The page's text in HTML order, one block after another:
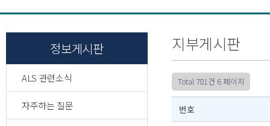
정보게시판
ALS 관련소식
자주하는 질문
지부게시판
Total 781건 6 페이지
번호